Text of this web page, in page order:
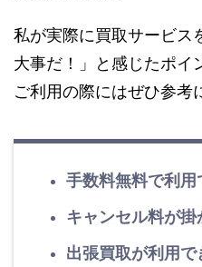
私が実際に買取サービス
大事だ！」と感じたポイ
ご利用の際にはぜひ参考
手数料無料で利用
キャンセル料が掛
出張買取が利用